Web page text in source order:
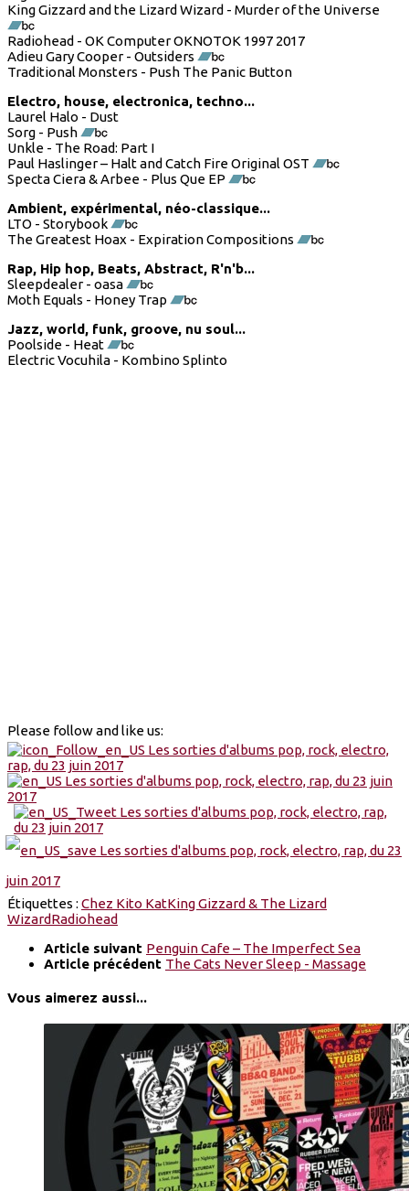
King Gizzard and the Lizard Wizard - Murder of the Universe
Radiohead - OK Computer OKNOTOK 1997 2017
Adieu Gary Cooper - Outsiders
Traditional Monsters - Push The Panic Button
Electro, house, electronica, techno...
Laurel Halo - Dust
Sorg - Push
Unkle - The Road: Part I
Paul Haslinger – Halt and Catch Fire Original OST
Specta Ciera & Arbee - Plus Que EP
Ambient, expérimental, néo-classique...
LTO - Storybook
The Greatest Hoax - Expiration Compositions
Rap, Hip hop, Beats, Abstract, R'n'b...
Sleepdealer - oasa
Moth Equals - Honey Trap
Jazz, world, funk, groove, nu soul...
Poolside - Heat
Electric Vocuhila - Kombino Splinto
Please follow and like us:
Étiquettes : Chez Kito KatKing Gizzard & The Lizard
WizardRadiohead
Article suivant Penguin Cafe – The Imperfect Sea
Article précédent The Cats Never Sleep - Massage
Vous aimerez aussi...